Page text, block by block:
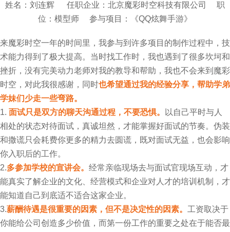
姓名：刘连辉 任职企业：北京魔彩时空科技有限公司 职
位：模型师 参与项目：《QQ炫舞手游》
来魔彩时空一年的时间里，我参与到许多项目的制作过程中，技
术能力得到了极大提高。当时找工作时，我也遇到了很多坎坷和
挫折，没有完美动力老师对我的教导和帮助，我也不会来到魔彩
时空，对此我很感谢，同时也希望通过我的经验分享，帮助学弟
学妹们少走一些弯路。
1. 面试只是双方的聊天沟通过程，不要恐惧。
以自己平时与人
相处的状态对待面试，真诚坦然，才能掌握好面试的节奏。伪装
和撒谎只会耗费你更多的精力去圆谎，既对面试无益，也会影响
你入职后的工作。
2.多参加学校的宣讲会。 经常亲临现场去与面试官现场互动，才
能真实了解企业的文化、经营模式和企业对人才的培训机制，才
能知道自己到底适不适合这家企业。
3.薪酬待遇是很重要的因素，但不是决定性的因素。 工资取决于
你能给公司创造多少价值，而第一份工作的重要之处在于能否最